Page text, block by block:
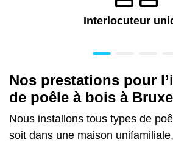
Interlocuteur
Nos prestations pour
de poêle à bois à
Nous installons tous types de
soit dans une maison